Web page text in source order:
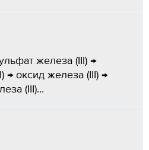
железа (III) →
→ оксид железа (III) →
(III)...